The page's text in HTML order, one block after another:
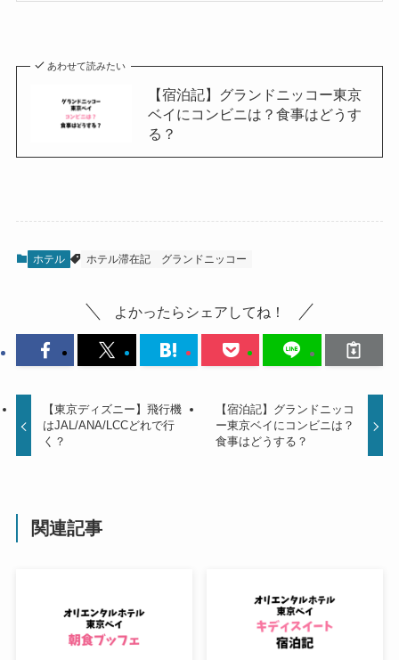
あわせて読みたい
【宿泊記】グランドニッコー東京
ベイにコンビニは？食事はどうす
る？
ホテル ホテル滞在記 グランドニッコー
よかったらシェアしてね！
【東京ディズニー】飛行機
はJAL/ANA/LCCどれで行
く？
【宿泊記】グランドニッコ
ー東京ベイにコンビニは？
食事はどうする？
関連記事